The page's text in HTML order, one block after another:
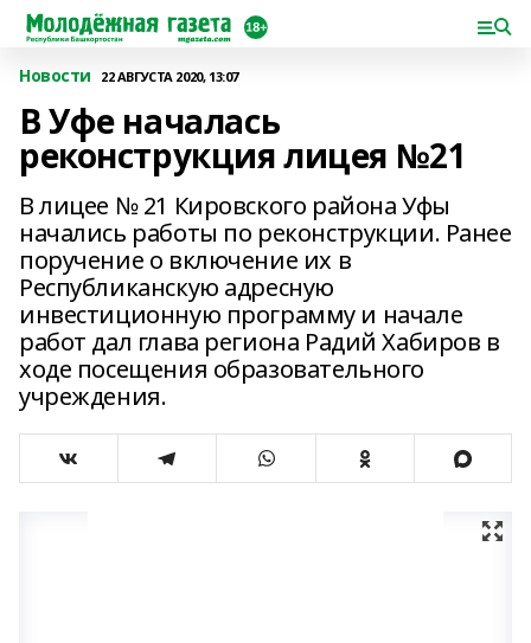
Новости 22 АВГУСТА 2020, 13:07
В Уфе началась
реконструкция лицея №21
В лицее № 21 Кировского района Уфы
начались работы по реконструкции. Ранее
поручение о включение их в
Республиканскую адресную
инвестиционную программу и начале
работ дал глава региона Радий Хабиров в
ходе посещения образовательного
учреждения.